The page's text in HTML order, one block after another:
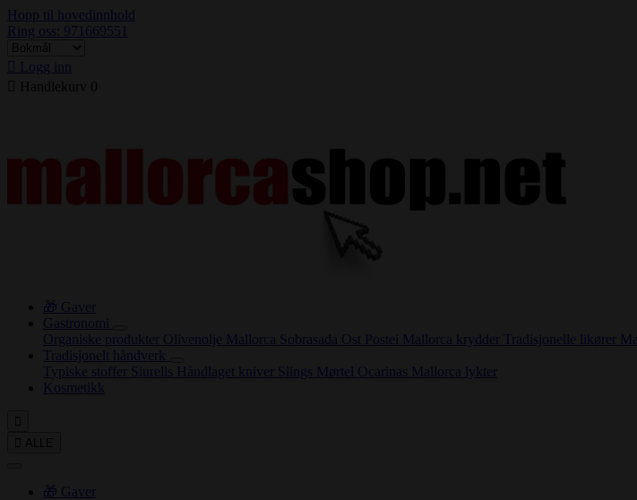
Hopp til hovedinnhold
Ring oss: 971669551
Logg inn
Handlekurv 0
🎁 Gaver
Gastronomi
Organiske produkter Olivenolje Mallorca Sobrasada Ost Postei Mallorca krydder Tradisjonelle likører
Tradisjonelt håndverk
Typiske stoffer
Siurells Håndlaget kniver Slings Mørtel Ocarinas Mallorca lykter
Kosmetikk
🎁 Gaver